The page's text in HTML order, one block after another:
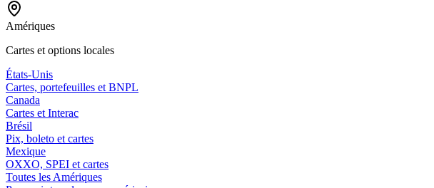
Amériques
Cartes et options locales
États-Unis
Cartes, portefeuilles et BNPL
Canada
Cartes et Interac
Brésil
Pix, boleto et cartes
Mexique
OXXO, SPEI et cartes
Toutes les Amériques